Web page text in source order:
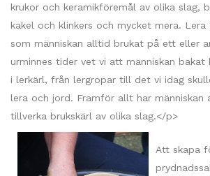
krukor och keramikföremål av olika slag,
kakel och klinkers och mycket mera.
som människan alltid brukat på ett eller
urminnes tider vet vi att människan
i lerkärl, från lergropar till det vi idag
lera och jord. Framför allt har människan
tillverka brukskärl av olika slag.</p>
Att skapa